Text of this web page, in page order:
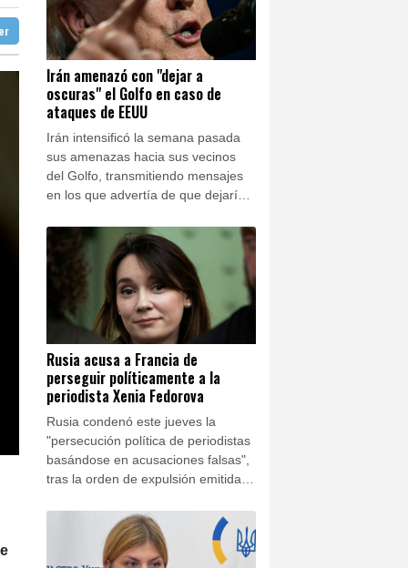
29 °C
34 °C
Ibiza
29 °C
34 °C
de la lucha anticovid Anthony Fauci
Irán amenazó con "dejar a
oscuras" el Golfo en caso de
ataques de EEUU
Irán intensificó la semana pasada
sus amenazas hacia sus vecinos
del Golfo, transmitiendo mensajes
en los que advertía de que dejaría
Estados Unidos atacaba sus
centrales eléctricas, según
informaron dos funcionarios a la
Rusia acusa a Francia de
perseguir políticamente a la
periodista Xenia Fedorova
Rusia condenó este jueves la
"persecución política de periodistas
basándose en acusaciones falsas",
tras la orden de expulsión emitida